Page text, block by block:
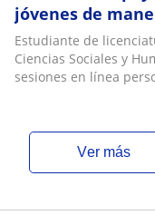
jóvenes de
Estudiante de
Ciencias Sociales y
sesiones en línea
ver más